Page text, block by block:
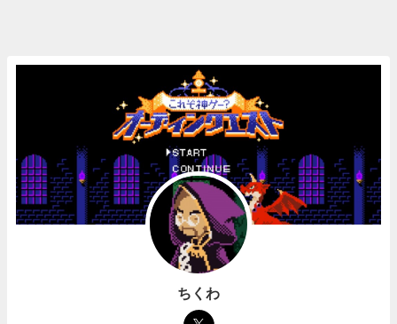
ちくわ